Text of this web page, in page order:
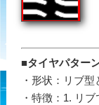
■タイヤパター
・形状：リブ型
・特徴：1. リ